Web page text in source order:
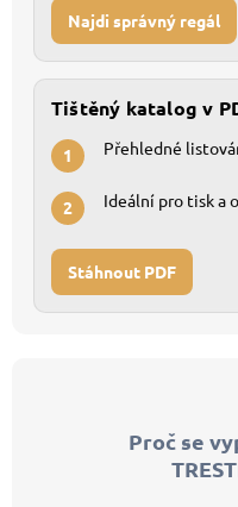
Najdi správný regál
Tištěný katalog v
1 Přehledné
2 Ideální pro tisk a
Stáhnout PDF
Proč se